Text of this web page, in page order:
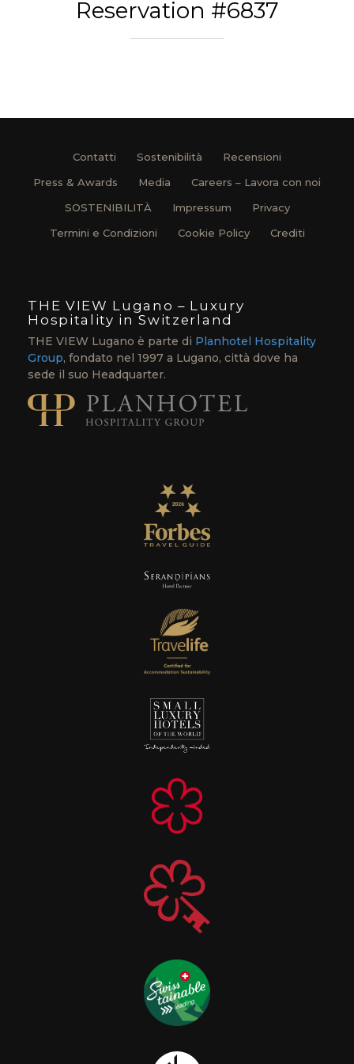
Reservation #6837
Contatti Sostenibilità
Recensioni
Press & Awards
Media
Careers – Lavora con noi
SOSTENIBILITÀ
Impressum
Privacy
Termini e Condizioni
Cookie Policy Crediti
THE VIEW Lugano – Luxury
Hospitality in Switzerland
THE VIEW Lugano è parte di Planhotel Hospitality
Group, fondato nel 1997 a Lugano, città dove ha
sede il suo Headquarter.